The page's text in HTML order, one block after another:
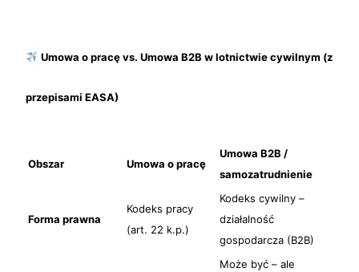
Umowa o pracę vs. Umowa B2B w lotnictwie cywilnym (z
przepisami EASA)
Obszar Umowa o pracę
Umowa B2B /
samozatrudnienie
Forma prawna
Kodeks pracy
(art. 22 k.p.)
Kodeks cywilny –
działalność
gospodarcza (B2B)
Może być – ale